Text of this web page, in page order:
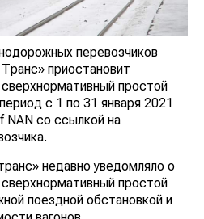
перевозчиков
приостановит
простой
с 1 по 31 января 2021
со ссылкой на
недавно уведомляло о
простой
поездной обстановкой и